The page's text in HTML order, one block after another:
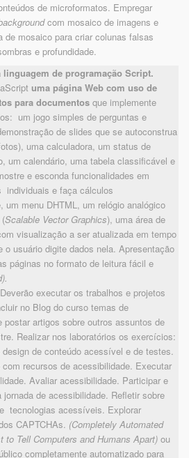
de microformatos. Empregar
com mosaico de imagens e
de mosaico para criar colunas falsas
e profundidade.
linguagem de programação Script.
uma página Web com uso de
para documentos que implemente
um jogo simples de perguntas e
de slides que se autoconstrua
uma calculadora, um status de
um calendário, uma tabela classificável e
e esconda funcionalidades em
individuais e faça cálculos
um menu DHTML, um relógio analógico
Scalable Vector Graphics), uma área de
visualização a ser atualizada em tempo
o usuário digite dados nela. Apresentação
páginas no formato de leitura fácil e
Deverão executar os trabalhos e projetos
no Blog do curso temas de
postar artigos sobre outros assuntos de
Realizar nos laboratórios os exercícios:
de conteúdo acessível e de testes.
com recursos de acessibilidade. Executar
Avaliar acessibilidade. Participar e
jornada de acessibilidade. Refletir sobre
tecnologias acessíveis. Explorar
CAPTCHAs. (Completely Automated
to Tell Computers and Humans Apart) ou
completamente automatizado para